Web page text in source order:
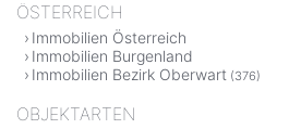
ÖSTERREICH
Immobilien Österreich
Immobilien Burgenland
Immobilien Bezirk Oberwart (376)
OBJEKTARTEN